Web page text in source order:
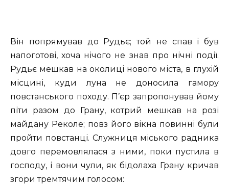
Він попрямував до Рудьє; той не спав і був
напоготові, хоча нічого не знав про нічні події.
Рудьє мешкав на околиці нового міста, в глухій
місцині, куди луна не доносила гамору
повстанського походу. П’єр запропонував йому
піти разом до Грану, котрий мешкав на розі
майдану Реколе; повз його вікна повинні були
пройти повстанці. Служниця міського радника
довго перемовлялася з ними, поки пустила в
господу, і вони чули, як бідолаха Грану кричав
згори тремтячим голосом: